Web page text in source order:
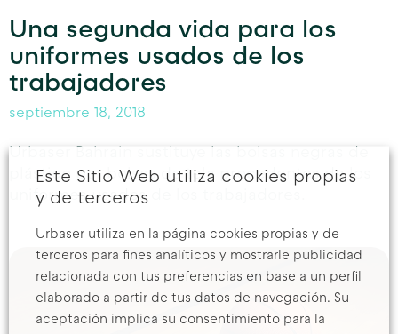
Una segunda vida para los
uniformes usados de los
trabajadores
septiembre 18, 2018
plástico por bolsas de tela procedentes de los
uniformes usados de los trabajadores.
Este Sitio Web utiliza cookies propias
y de terceros
Urbaser utiliza en la página cookies propias y de
terceros para fines analíticos y mostrarle publicidad
relacionada con tus preferencias en base a un perfil
elaborado a partir de tus datos de navegación. Su
aceptación implica su consentimiento para la